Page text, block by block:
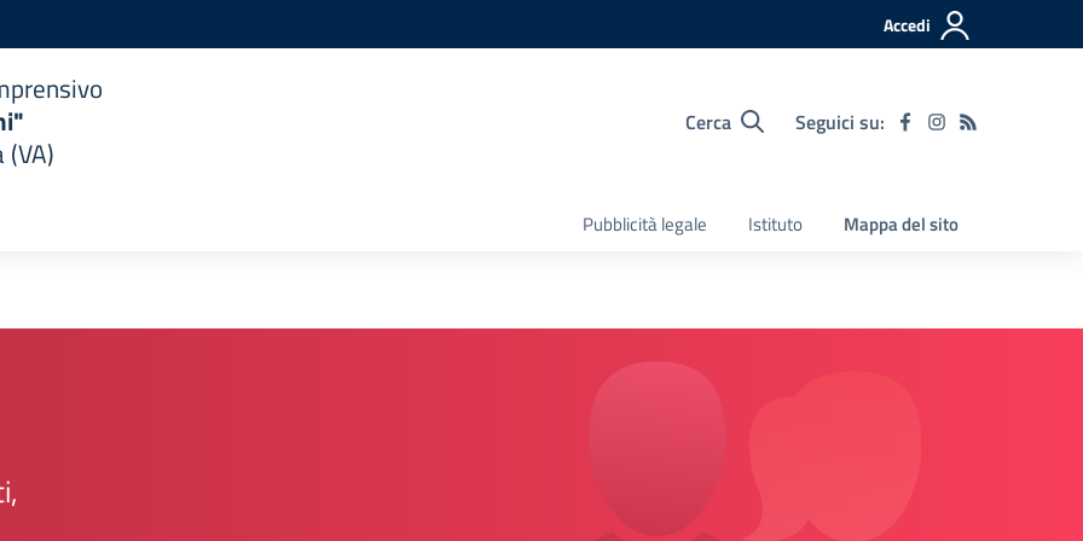
Accedi
Cerca Seguici su:
Pubblicità legale Istituto Mappa del sito